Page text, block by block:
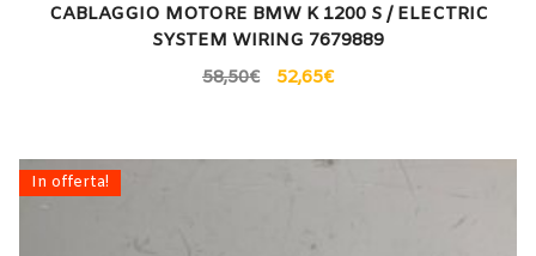
CABLAGGIO MOTORE BMW K 1200 S / ELECTRIC
SYSTEM WIRING 7679889
58,50€ 52,65€
In offerta!